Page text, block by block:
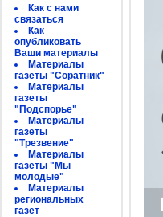
Как с нами
связаться
Как
опубликовать
Ваши материалы
Материалы
газеты "Соратник"
Материалы
газеты
"Подспорье"
Материалы
газеты
"Трезвение"
Материалы
газеты "Мы
молодые"
Материалы
региональных
газет